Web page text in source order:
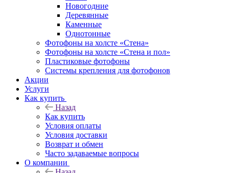
Новогодние
Деревянные
Каменные
Однотонные
Фотофоны на холсте «Стена»
Фотофоны на холсте «Стена и пол»
Пластиковые фотофоны
Системы крепления для фотофонов
Акции
Услуги
Как купить
Назад
Как купить
Условия оплаты
Условия доставки
Возврат и обмен
Часто задаваемые вопросы
О компании